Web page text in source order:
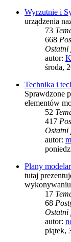
Wyrzutnie i
urządzenia
73
668
Ostatni
autor:
środa,
Technika i
Sprawdzone
elementów
52
417
Ostatni
autor:
Plany
tutaj
17
68
Ostatni
autor:
piątek,